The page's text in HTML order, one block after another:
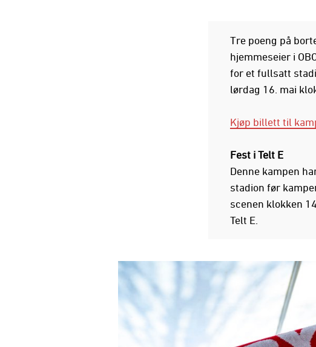
Tre poeng på
hjemmeseier i
for et fullsatt
lørdag 16. mai
Kjøp billett til
Fest i Telt E
Denne kampen
stadion før
scenen klokken
Telt E.